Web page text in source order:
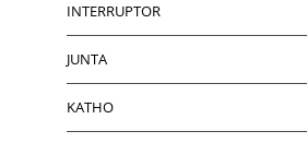
INTERRUPTOR
JUNTA
KATHO